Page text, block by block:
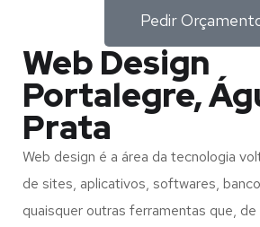
Pedir
Web Design
Portalegre,
Prata
Web design é a área da tecnologia
de sites, aplicativos, softwares,
quaisquer outras ferramentas que,